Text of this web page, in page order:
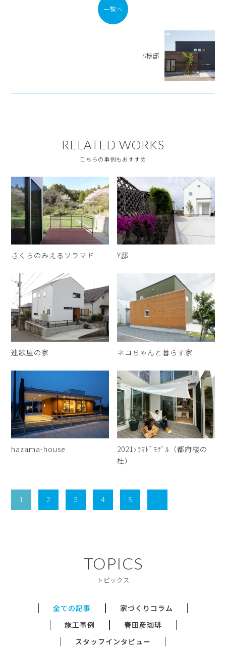
一覧へ
S様邸
RELATED WORKS
こちらの事例もおすすめ
さくらのみえるソラマド Y邸
連歌屋の家 ネコちゃんと暮らす家
hazama-house
2021ｿﾗﾏﾄﾞﾓﾃﾞﾙ（都府楼の
杜）
1 2 3 4 5 ...
TOPICS
トピックス
全ての記事
家づくりコラム
施工事例
春田彦珈琲
スタッフインタビュー